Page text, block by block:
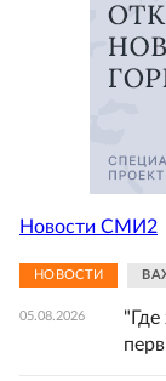
Новости СМИ2
НОВОСТИ
05.08.2026